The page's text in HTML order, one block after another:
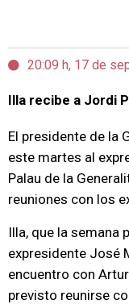
20:09 h, 17 de
Illa recibe a Jordi
El presidente de la
este martes al
Palau de la
reuniones con los
Illa, que la semana
expresidente José
encuentro con
previsto reunirse